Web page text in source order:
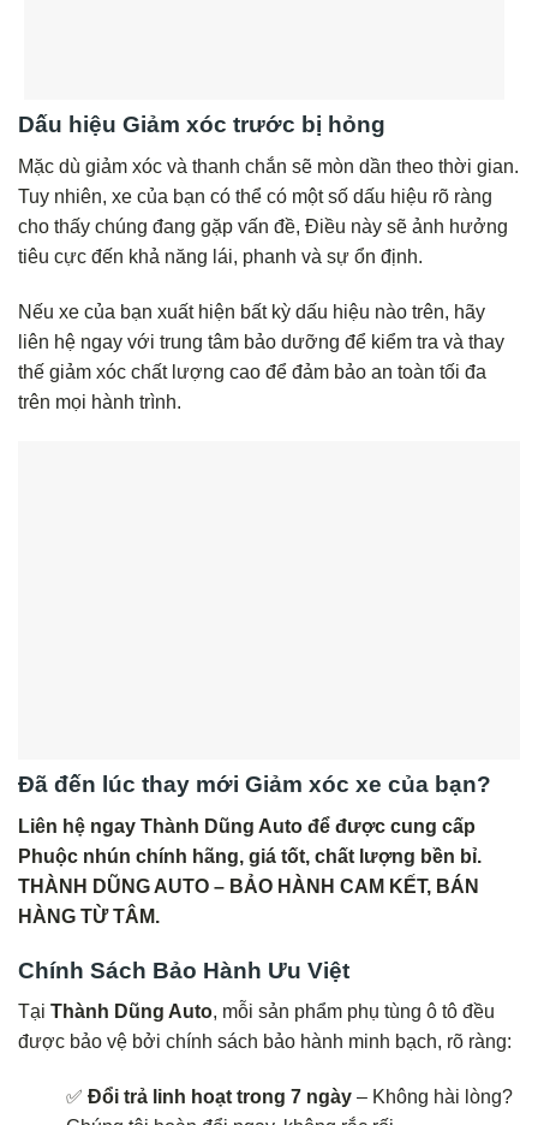
Dấu hiệu Giảm xóc trước bị hỏng
Mặc dù giảm xóc và thanh chắn sẽ mòn dần theo thời gian.
Tuy nhiên, xe của bạn có thể có một số dấu hiệu rõ ràng
cho thấy chúng đang gặp vấn đề, Điều này sẽ ảnh hưởng
tiêu cực đến khả năng lái, phanh và sự ổn định.
Nếu xe của bạn xuất hiện bất kỳ dấu hiệu nào trên, hãy
liên hệ ngay với trung tâm bảo dưỡng để kiểm tra và thay
thế giảm xóc chất lượng cao để đảm bảo an toàn tối đa
trên mọi hành trình.
Đã đến lúc thay mới Giảm xóc xe của bạn?
Liên hệ ngay Thành Dũng Auto để được cung cấp
Phuộc nhún chính hãng, giá tốt, chất lượng bền bỉ.
THÀNH DŨNG AUTO – BẢO HÀNH CAM KẾT, BÁN
HÀNG TỪ TÂM.
Chính Sách Bảo Hành Ưu Việt
Tại Thành Dũng Auto, mỗi sản phẩm phụ tùng ô tô đều
được bảo vệ bởi chính sách bảo hành minh bạch, rõ ràng:
✅ Đổi trả linh hoạt trong 7 ngày – Không hài lòng?